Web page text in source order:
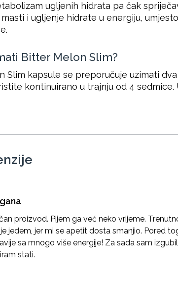
ugljenih hidrata pa čak
i ugljenje hidrate u energiju,
Bitter Melon Slim?
Slim kapsule se preporučuje uzimati
kontinuirano u trajnju od 4
proizvod. Pijem ga već neko vrijeme.
jedem, jer mi se apetit dosta smanjio. Pored
sa mnogo više energije! Za sada sam
stati.